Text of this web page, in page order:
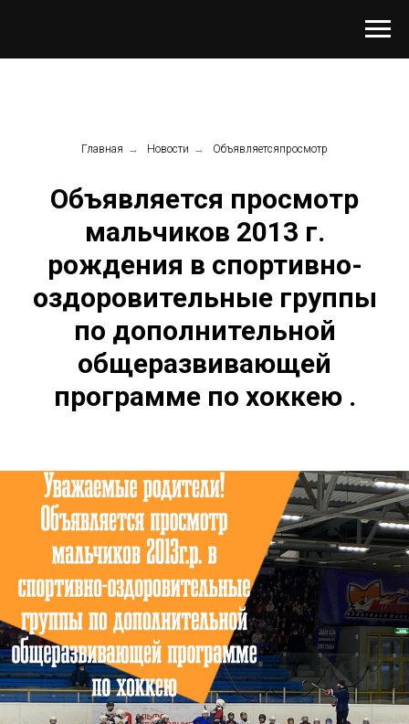
Главная → Новости → Объявляетсяпросмотр
Объявляется просмотр
мальчиков 2013 г.
рождения в спортивно-
оздоровительные группы
по дополнительной
общеразвивающей
программе по хоккею .